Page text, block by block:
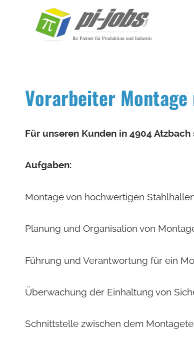
Vorarbeiter
Für unseren Kunden in 4904
Aufgaben:
Montage von hochwertigen
Planung und Organisation von
Führung und Verantwortung für ein
Überwachung der Einhaltung von
Schnittstelle zwischen dem